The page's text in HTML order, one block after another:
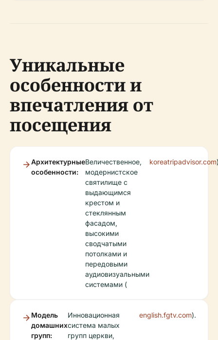
Уникальные
особенности и
впечатления от
посещения
Архитектурные
особенности:
Величественное,
модернистское
святилище с
выдающимся
крестом и
стеклянным
фасадом,
высокими
сводчатыми
потолками и
передовыми
аудиовизуальными
системами (
koreatripadvisor.com
Модель
домашних
групп:
Инновационная
система малых
групп церкви,
english.fgtv.com).